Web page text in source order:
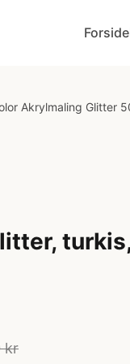
Forside
Akrylmaling Glitter
kr